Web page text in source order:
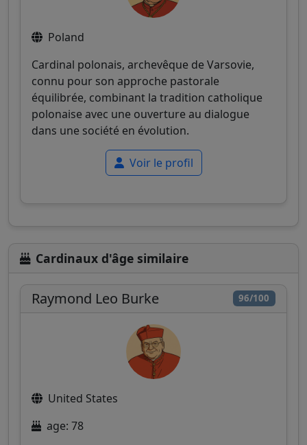
Poland
Cardinal polonais, archevêque de Varsovie,
connu pour son approche pastorale
équilibrée, combinant la tradition catholique
polonaise avec une ouverture au dialogue
dans une société en évolution.
Voir le profil
Cardinaux d'âge similaire
96/100
Raymond Leo Burke
United States
age: 78